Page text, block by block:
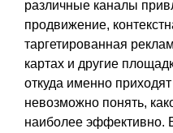
различные каналы
продвижение,
таргетированная
картах и другие
откуда именно
невозможно понять,
наиболее эффективно.